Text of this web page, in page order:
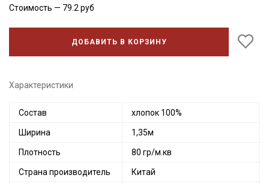
Стоимость — 79.2 руб
ДОБАВИТЬ В КОРЗИНУ
Характеристики
Состав хлопок 100%
Ширина 1,35м
Плотность 80 гр/м.кв
Страна производитель Китай